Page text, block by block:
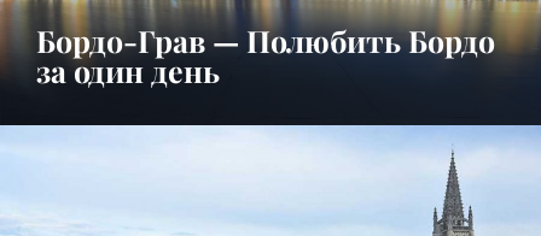
Бордо-Грав — Полюбить Бордо
за один день